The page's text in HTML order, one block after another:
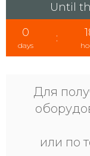
Until
0
days
:
Для
или по